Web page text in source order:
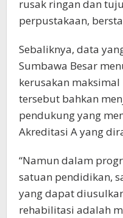
rusak ringan dan
perpustakaan,
Sebaliknya, data
Sumbawa Besar
kerusakan maksimal
tersebut bahkan
pendukung yang
Akreditasi A yang
“Namun dalam
satuan pendidikan,
yang dapat
rehabilitasi adalah